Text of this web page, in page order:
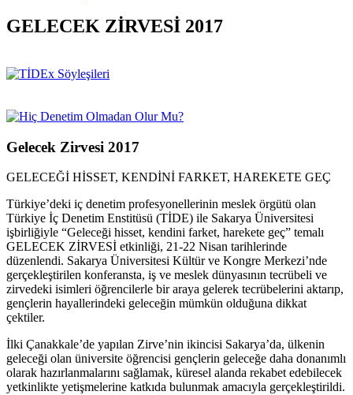
GELECEK ZİRVESİ 2017
Gelecek Zirvesi 2017
GELECEĞİ HİSSET, KENDİNİ FARKET, HAREKETE GEÇ
Türkiye’deki iç denetim profesyonellerinin meslek örgütü olan
Türkiye İç Denetim Enstitüsü (TİDE) ile Sakarya Üniversitesi
işbirliğiyle “Geleceği hisset, kendini farket, harekete geç” temalı
GELECEK ZİRVESİ etkinliği, 21-22 Nisan tarihlerinde
düzenlendi. Sakarya Üniversitesi Kültür ve Kongre Merkezi’nde
gerçekleştirilen konferansta, iş ve meslek dünyasının tecrübeli ve
zirvedeki isimleri öğrencilerle bir araya gelerek tecrübelerini aktarıp,
gençlerin hayallerindeki geleceğin mümkün olduğuna dikkat
çektiler.
İlki Çanakkale’de yapılan Zirve’nin ikincisi Sakarya’da, ülkenin
geleceği olan üniversite öğrencisi gençlerin geleceğe daha donanımlı
olarak hazırlanmalarını sağlamak, küresel alanda rekabet edebilecek
yetkinlikte yetişmelerine katkıda bulunmak amacıyla gerçekleştirildi.